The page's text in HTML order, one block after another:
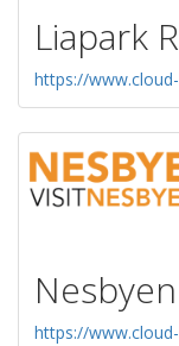
Liapark
https://
https://